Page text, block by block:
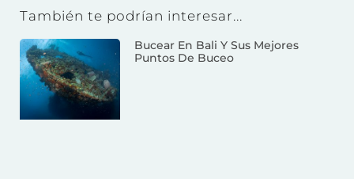
También te podrían interesar...
Bucear En Bali Y Sus Mejores
Puntos De Buceo